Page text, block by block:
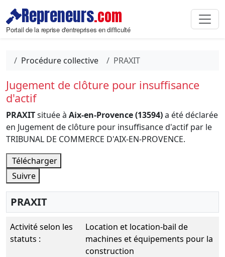
Repreneurs.com
Portail de la reprise d'entreprises en difficulté
Procédure collective PRAXIT
Jugement de clôture pour insuffisance
d'actif
PRAXITsituée à Aix-en-Provence (13594)a été déclarée
en Jugement de clôture pour insuffisance d'actif par le
TRIBUNAL DE COMMERCE D'AIX-EN-PROVENCE.
Télécharger
Suivre
PRAXIT
Activité selon les
statuts :
Location et location-bail de
machines et équipements pour la
construction